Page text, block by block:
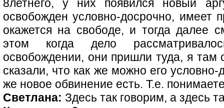
8летнего, у них появился новый
освобожден условно-досрочно, имеет
окажется на свободе, и тогда далее
этом когда дело
освобождении, они пришли туда, я там
сказали, что как же можно его
же новое обвинение есть. Т.е.
Светлана: Здесь так говорим, а здесь